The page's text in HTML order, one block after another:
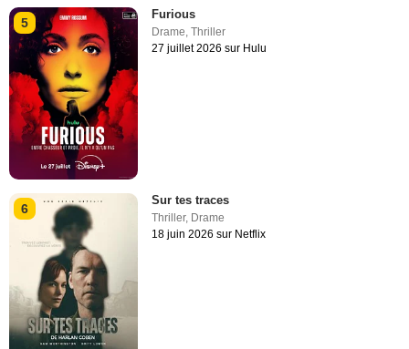
5
Furious
Drame,Thriller
27 juillet 2026 sur Hulu
6
Sur tes traces
Thriller, Drame
18 juin 2026 sur Netflix